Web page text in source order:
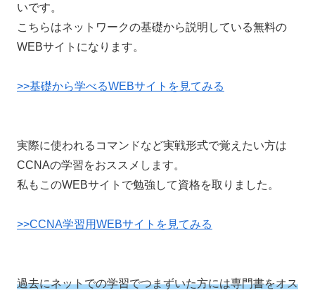
いです。
こちらはネットワークの基礎から説明している無料の
WEBサイトになります。
>>基礎から学べるWEBサイトを見てみる
実際に使われるコマンドなど実戦形式で覚えたい方は
CCNAの学習をおススメします。
私もこのWEBサイトで勉強して資格を取りました。
>>CCNA学習用WEBサイトを見てみる
過去にネットでの学習でつまずいた方には専門書をオス